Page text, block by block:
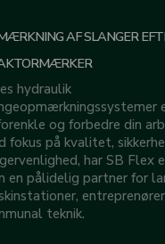
AF SLANGER
hydraulik
og forbedre din
fokus på kvalitet,
har SB Flex
en pålidelig partner for
teknik.